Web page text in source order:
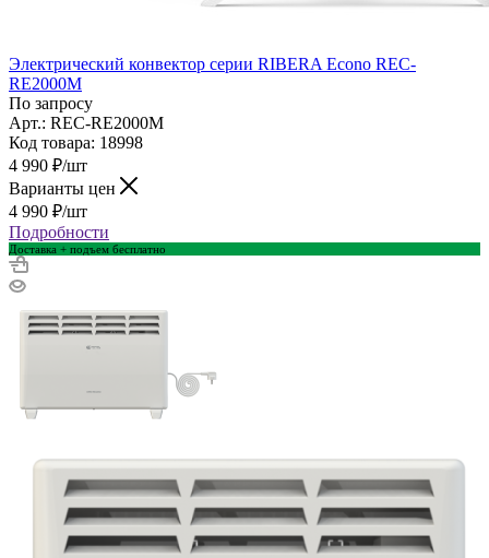
Электрический конвектор серии RIBERA Econo REC-
RE2000M
По запросу
Арт.: REC-RE2000M
Код товара: 18998
4 990 ₽/шт
Варианты цен
4 990 ₽/шт
Подробности
Доставка + подъем бесплатно